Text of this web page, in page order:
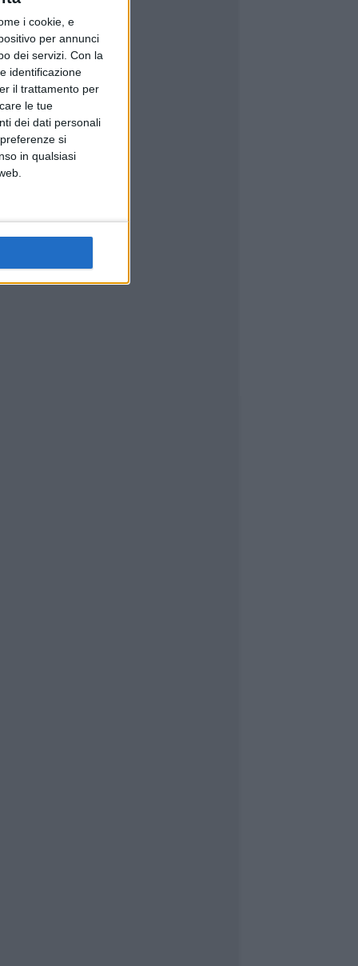
i cookie, e
per annunci
dei servizi. Con la
identificazione
il trattamento per
le tue
dei dati personali
si
in qualsiasi